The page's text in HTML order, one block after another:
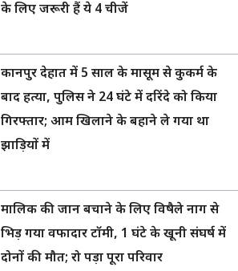
के लिए जरूरी हैं ये 4 चीजें
कानपुर देहात में 5 साल के मासूम से कुकर्म के
बाद हत्या, पुलिस ने 24 घंटे में दरिंदे को किया
गिरफ्तार; आम खिलाने के बहाने ले गया था
झाड़ियों में
मालिक की जान बचाने के लिए विषैले नाग से
भिड़ गया वफादार टॉमी, 1 घंटे के खूनी संघर्ष में
दोनों की मौत; रो पड़ा पूरा परिवार